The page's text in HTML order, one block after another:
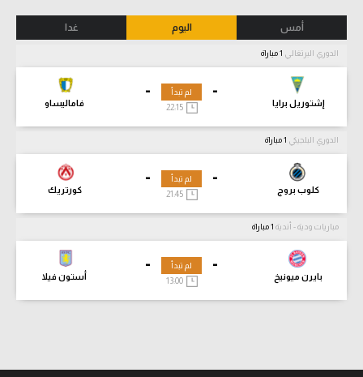
أمس اليوم غدا
الدوري البرتغالي
-
إشتوريل برايا
-
فاماليساو
لم تبدأ
22:15
الدوري البلجيكي
-
كلوب بروج
-
كورتريك
لم تبدأ
21:45
مباريات ودية - أندية
-
بايرن ميونيخ
-
أستون فيلا
لم تبدأ
13:00